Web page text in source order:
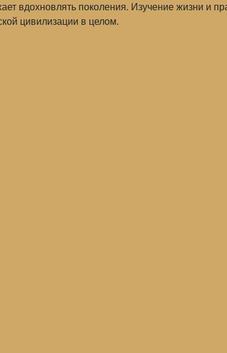
вдохновлять поколения. Изучение жизни и
цивилизации в целом.